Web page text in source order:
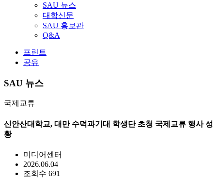
SAU 뉴스
대학신문
SAU 홍보관
Q&A
프린트
공유
SAU 뉴스
국제교류
신안산대학교, 대만 수덕과기대 학생단 초청 국제교류 행사 성
황
미디어센터
2026.06.04
조회수 691